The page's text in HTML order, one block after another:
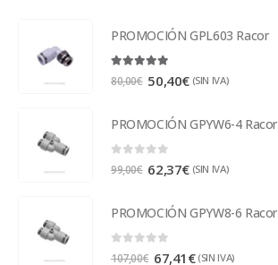
PROMOCIÓN GPL603 Racor
5.00out of 5
80,00€ 50,40€ (SIN IVA)
PROMOCIÓN GPYW6-4 Racor
99,00€ 62,37€ (SIN IVA)
PROMOCIÓN GPYW8-6 Racor
107,00€ 67,41 € (SIN IVA)